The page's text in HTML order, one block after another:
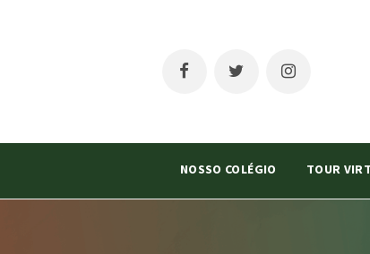
NOSSO COLÉGIO TOUR